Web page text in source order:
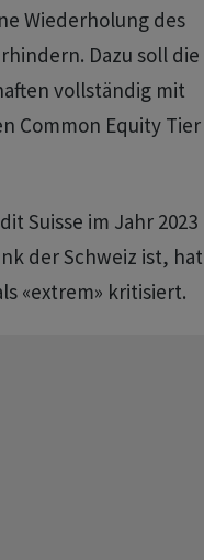
Wiederholung des
Dazu soll die
vollständig mit
Common Equity Tier
Suisse im Jahr 2023
der Schweiz ist, hat
«extrem» kritisiert.